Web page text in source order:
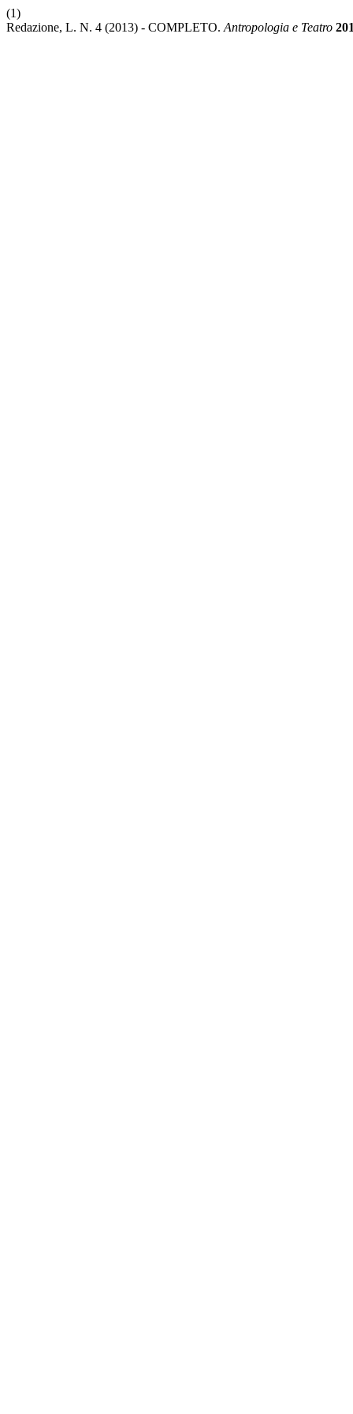
(1)
Redazione, L. N. 4 (2013) - COMPLETO. Antropologia e Teatro